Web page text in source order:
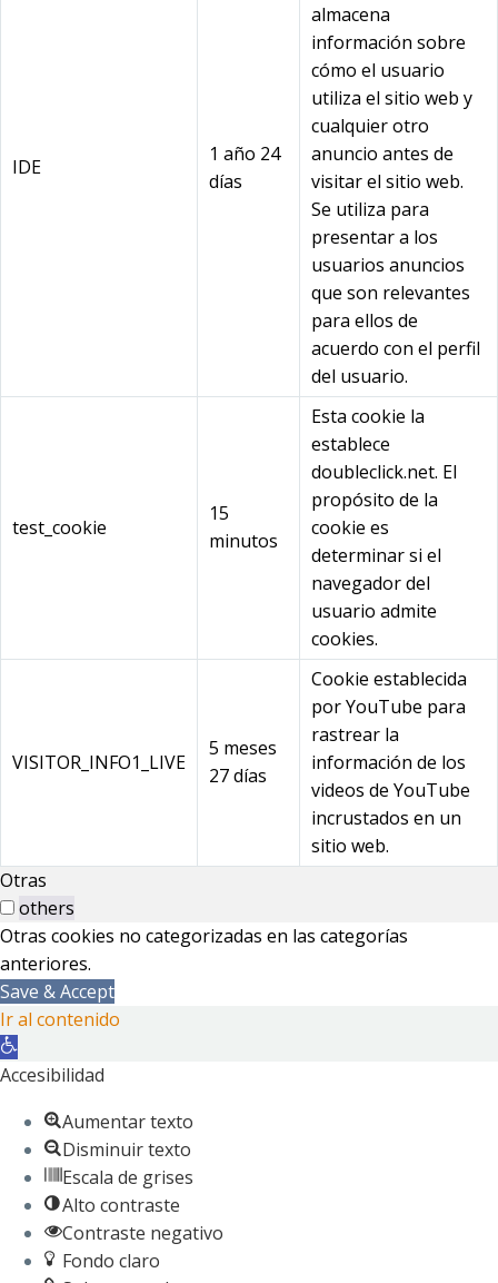
IDE
1 año 24
días
almacena
información sobre
cómo el usuario
utiliza el sitio web y
cualquier otro
anuncio antes de
visitar el sitio web.
Se utiliza para
presentar a los
usuarios anuncios
que son relevantes
para ellos de
acuerdo con el perfil
del usuario.
test_cookie
15
minutos
Esta cookie la
establece
doubleclick.net. El
propósito de la
cookie es
determinar si el
navegador del
usuario admite
cookies.
VISITOR_INFO1_LIVE
5 meses
27 días
Cookie establecida
por YouTube para
rastrear la
información de los
videos de YouTube
incrustados en un
sitio web.
Otras
others
Otras cookies no categorizadas en las categorías
anteriores.
Save & Accept
Ir al contenido
Abrir
barra
herramientas
Accesibilidad
Aumentar texto
Disminuir texto
Escala de grises
Alto contraste
Contraste negativo
Fondo claro